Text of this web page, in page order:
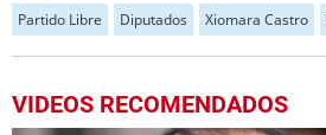
Partido Libre Diputados Xiomara Castro
VIDEOS RECOMENDADOS